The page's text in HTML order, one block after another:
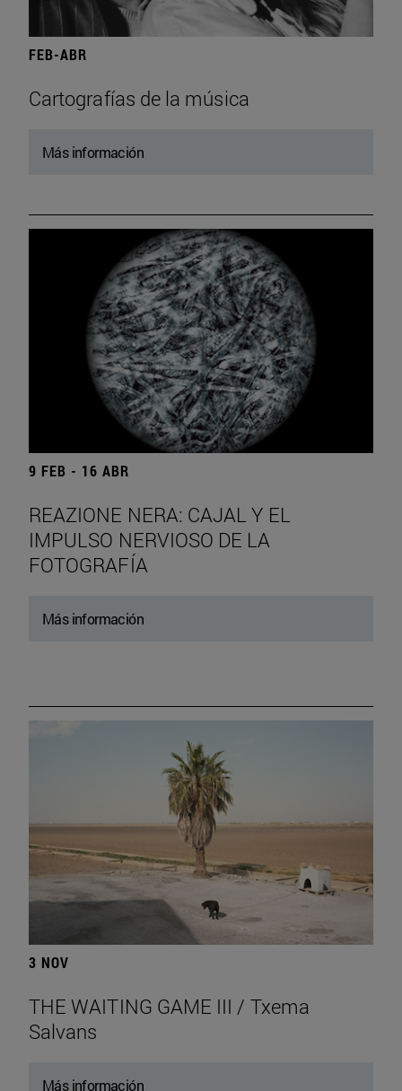
FEB-ABR
Cartografías de la música
Más información
9 FEB - 16 ABR
REAZIONE NERA: CAJAL Y EL
IMPULSO NERVIOSO DE LA
FOTOGRAFÍA
Más información
3 NOV
THE WAITING GAME III / Txema
Salvans
Más información